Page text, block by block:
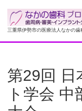
三重県伊勢市の医療法人なかの
第29回 日
ト学会